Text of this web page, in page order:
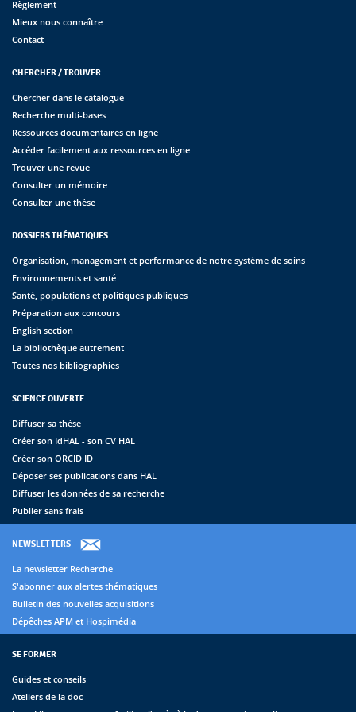
Règlement
Mieux nous connaître
Contact
CHERCHER / TROUVER
Chercher dans le catalogue
Recherche multi-bases
Ressources documentaires en ligne
Accéder facilement aux ressources en ligne
Trouver une revue
Consulter un mémoire
Consulter une thèse
DOSSIERS THÉMATIQUES
Organisation, management et performance de notre système de soins
Environnements et santé
Santé, populations et politiques publiques
Préparation aux concours
English section
La bibliothèque autrement
Toutes nos bibliographies
SCIENCE OUVERTE
Diffuser sa thèse
Créer son IdHAL - son CV HAL
Créer son ORCID ID
Déposer ses publications dans HAL
Diffuser les données de sa recherche
Publier sans frais
NEWSLETTERS
La newsletter Recherche
S'abonner aux alertes thématiques
Bulletin des nouvelles acquisitions
Dépêches APM et Hospimédia
SE FORMER
Guides et conseils
Ateliers de la doc